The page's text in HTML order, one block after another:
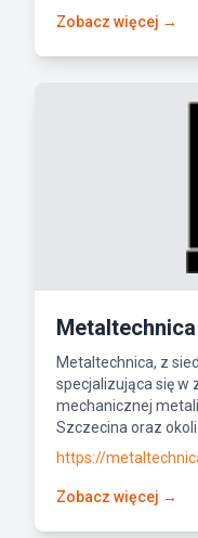
Zobacz więcej →
Metaltechnica
Metaltechnica, z
specjalizująca się w
mechanicznej
Szczecina oraz
https://
Zobacz więcej →